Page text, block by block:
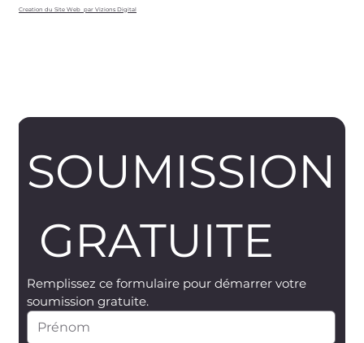
Creation du Site Web par Vizions Digital
SOUMISSION
GRATUITE
Remplissez ce formulaire pour démarrer votre
soumission gratuite.